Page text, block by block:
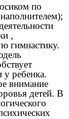
по
,
гимнастику.
ребенка.
внимание
детей. В